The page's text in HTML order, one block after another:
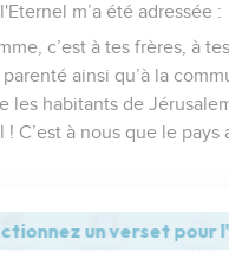
m’a été adressée :
c’est à tes frères, à
ainsi qu’à la
les habitants de
! C’est à nous que le pays
si je les tiens éloignés
éparpillés dans divers
Commentaires Strong